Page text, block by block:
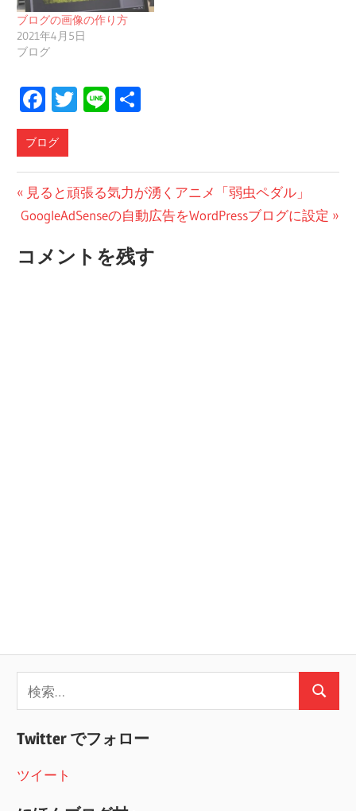
ブログの画像の作り方
2021年4月5日
ブログ
Facebook
Twitter
Line
ブログ
投
稿
ナ
前
の
稿:
見ると頑張る気力が湧くアニメ「弱虫ペダル」
次
投
GoogleAdSenseの自動広告をWordPressブログに設定
コメントを残す
索:
検
Twitter でフォロー
ツイート